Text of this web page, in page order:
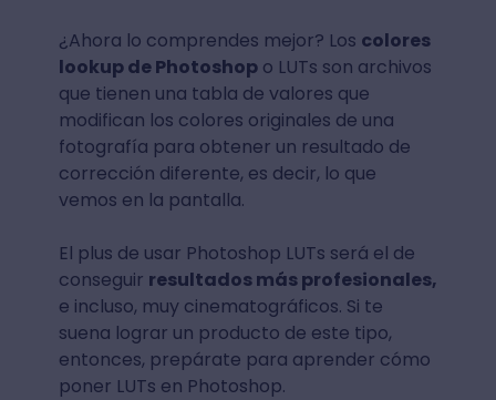
¿Ahora lo comprendes mejor? Los colores
lookup de Photoshopo LUTs son archivos
que tienen una tabla de valores que
modifican los colores originales de una
fotografía para obtener un resultado de
corrección diferente, es decir, lo que
vemos en la pantalla.
El plus de usar Photoshop LUTs será el de
conseguir resultados más profesionales,
e incluso, muy cinematográficos. Si te
suena lograr un producto de este tipo,
entonces, prepárate para aprender cómo
poner LUTs en Photoshop.